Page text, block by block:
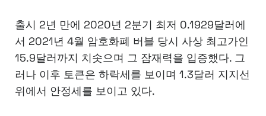
출시 2년 만에 2020년 2분기 최저 0.1929달러에
서 2021년 4월 암호화폐 버블 당시 사상 최고가인
15.9달러까지 치솟으며 그 잠재력을 입증했다. 그
러나 이후 토큰은 하락세를 보이며 1.3달러 지지선
위에서 안정세를 보이고 있다.